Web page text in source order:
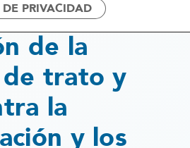
de la
trato y
la
y los
PRIVACIDAD